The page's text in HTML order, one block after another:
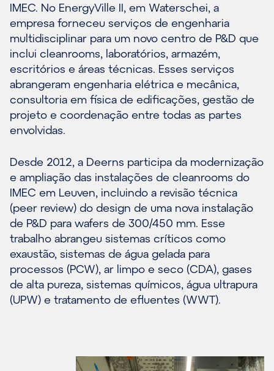
IMEC. No EnergyVille II, em Waterschei, a
empresa forneceu serviços de engenharia
multidisciplinar para um novo centro de P&D que
inclui cleanrooms, laboratórios, armazém,
escritórios e áreas técnicas. Esses serviços
abrangeram engenharia elétrica e mecânica,
consultoria em física de edificações, gestão de
projeto e coordenação entre todas as partes
envolvidas.
Desde 2012, a Deerns participa da modernização
e ampliação das instalações de cleanrooms do
IMEC em Leuven, incluindo a revisão técnica
(peer review) do design de uma nova instalação
de P&D para wafers de 300/450 mm. Esse
trabalho abrangeu sistemas críticos como
exaustão, sistemas de água gelada para
processos (PCW), ar limpo e seco (CDA), gases
de alta pureza, sistemas químicos, água ultrapura
(UPW) e tratamento de efluentes (WWT).